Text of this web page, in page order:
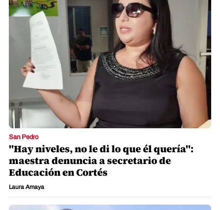
San Pedro
"Hay niveles, no le di lo que él quería":
maestra denuncia a secretario de
Educación en Cortés
Laura Amaya